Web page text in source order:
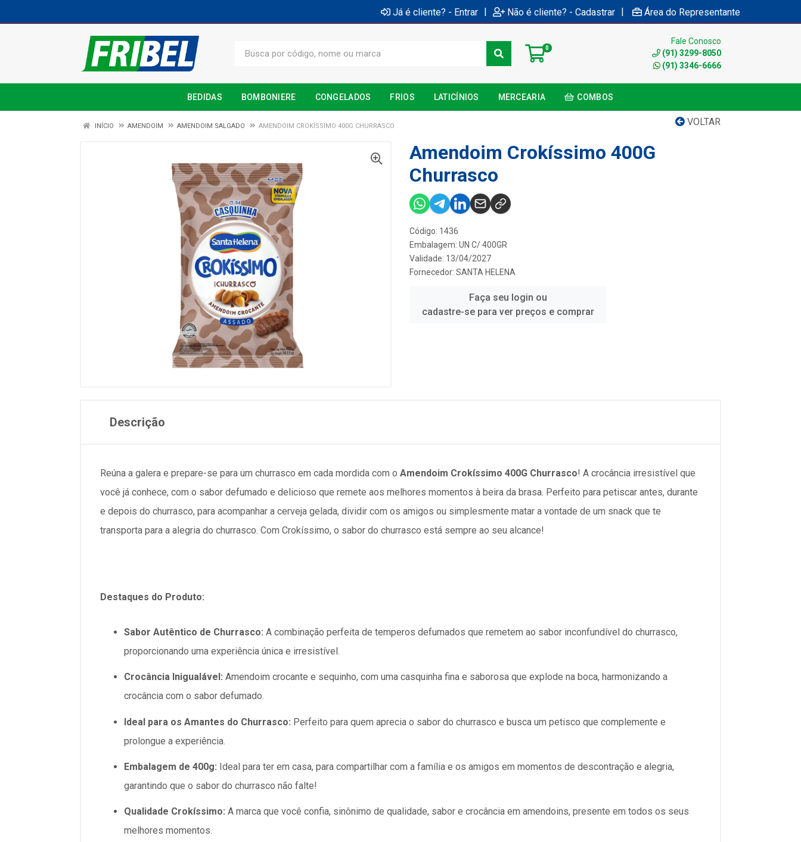
Já é cliente? - Entrar | Não é cliente? - Cadastrar | Área do Representante
0
Fale Conosco
(91) 3299-8050
(91) 3346-6666
BEDIDAS BOMBONIERE CONGELADOS FRIOS LATICÍNIOS MERCEARIA COMBOS
VOLTAR
INÍCIO AMENDOIM AMENDOIM SALGADO AMENDOIM CROKÍSSIMO 400G CHURRASCO
Amendoim Crokíssimo 400G
Churrasco
Código: 1436
Embalagem: UN C/ 400GR
Validade: 13/04/2027
Fornecedor: SANTA HELENA
Faça seu login ou
cadastre-se para ver preços e comprar
Descrição
Reúna a galera e prepare-se para um churrasco em cada mordida com o Amendoim Crokíssimo 400G Churrasco! A crocância irresistível que
você já conhece, com o sabor defumado e delicioso que remete aos melhores momentos à beira da brasa. Perfeito para petiscar antes, durante
e depois do churrasco, para acompanhar a cerveja gelada, dividir com os amigos ou simplesmente matar a vontade de um snack que te
transporta para a alegria do churrasco. Com Crokíssimo, o sabor do churrasco está sempre ao seu alcance!
Destaques do Produto:
Sabor Autêntico de Churrasco: A combinação perfeita de temperos defumados que remetem ao sabor inconfundível do churrasco,
proporcionando uma experiência única e irresistível.
Crocância Inigualável: Amendoim crocante e sequinho, com uma casquinha fina e saborosa que explode na boca, harmonizando a
crocância com o sabor defumado.
Ideal para os Amantes do Churrasco: Perfeito para quem aprecia o sabor do churrasco e busca um petisco que complemente e
prolongue a experiência.
Embalagem de 400g: Ideal para ter em casa, para compartilhar com a família e os amigos em momentos de descontração e alegria,
garantindo que o sabor do churrasco não falte!
Qualidade Crokíssimo: A marca que você confia, sinônimo de qualidade, sabor e crocância em amendoins, presente em todos os seus
melhores momentos.